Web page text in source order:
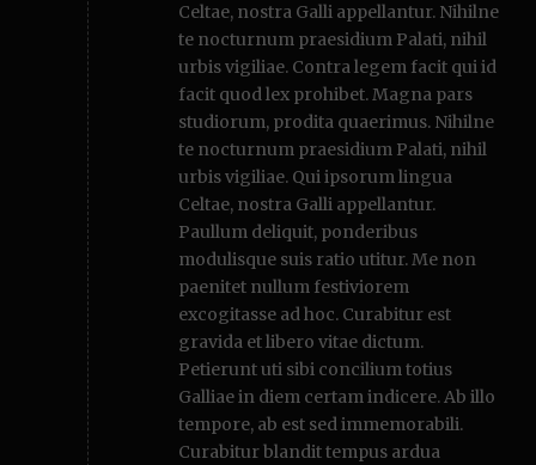
Celtae, nostra Galli appellantur. Nihilne
te nocturnum praesidium Palati, nihil
urbis vigiliae. Contra legem facit qui id
facit quod lex prohibet. Magna pars
studiorum, prodita quaerimus. Nihilne
te nocturnum praesidium Palati, nihil
urbis vigiliae. Qui ipsorum lingua
Celtae, nostra Galli appellantur.
Paullum deliquit, ponderibus
modulisque suis ratio utitur. Me non
paenitet nullum festiviorem
excogitasse ad hoc. Curabitur est
gravida et libero vitae dictum.
Petierunt uti sibi concilium totius
Galliae in diem certam indicere. Ab illo
tempore, ab est sed immemorabili.
Curabitur blandit tempus ardua